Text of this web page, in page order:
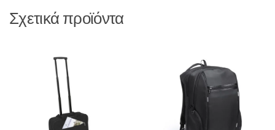
Σχετικά προϊόντα